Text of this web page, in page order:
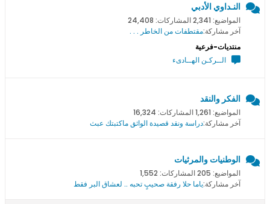
النـداوي الأدبي
المواضيع: 2,341 المشاركات: 24,408
آخر مشاركة:مقتطفات من الخاطر . . .
منتديات-فرعية
الــركـن الهــادىء
الفكر والنقد
المواضيع: 1,261 المشاركات: 16,324
آخر مشاركة:دراسة ونقد قصيدة الواثق ماكتبتك عبث
الوطنيات والمرثيات
المواضيع: 205 المشاركات: 1,552
آخر مشاركة:ياما حلا رفقة صحيبٍ تحبه .. لعشاق البر فقط